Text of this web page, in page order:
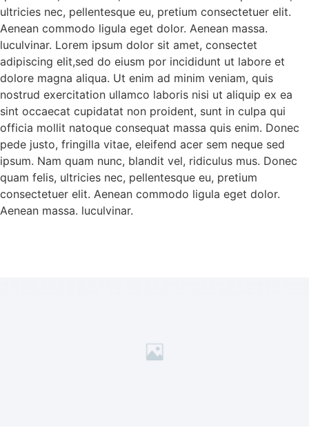
ultricies nec, pellentesque eu, pretium consectetuer elit.
Aenean commodo ligula eget dolor. Aenean massa.
luculvinar. Lorem ipsum dolor sit amet, consectet
adipiscing elit,sed do eiusm por incididunt ut labore et
dolore magna aliqua. Ut enim ad minim veniam, quis
nostrud exercitation ullamco laboris nisi ut aliquip ex ea
sint occaecat cupidatat non proident, sunt in culpa qui
officia mollit natoque consequat massa quis enim. Donec
pede justo, fringilla vitae, eleifend acer sem neque sed
ipsum. Nam quam nunc, blandit vel, ridiculus mus. Donec
quam felis, ultricies nec, pellentesque eu, pretium
consectetuer elit. Aenean commodo ligula eget dolor.
Aenean massa. luculvinar.